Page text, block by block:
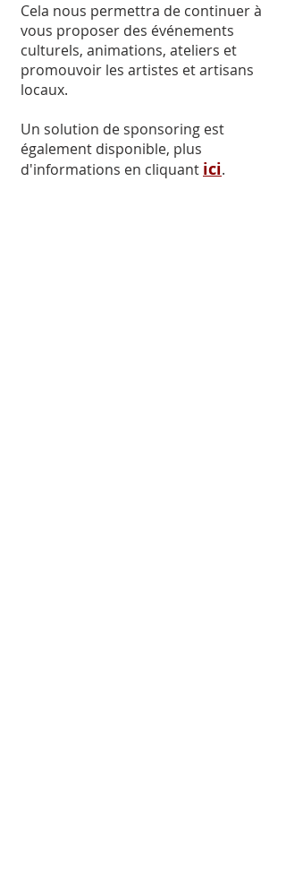
Cela nous permettra de continuer à
vous proposer des événements
culturels, animations, ateliers et
promouvoir les artistes et artisans
locaux.
Un solution de sponsoring est
également disponible, plus
d'informations en cliquant ici.